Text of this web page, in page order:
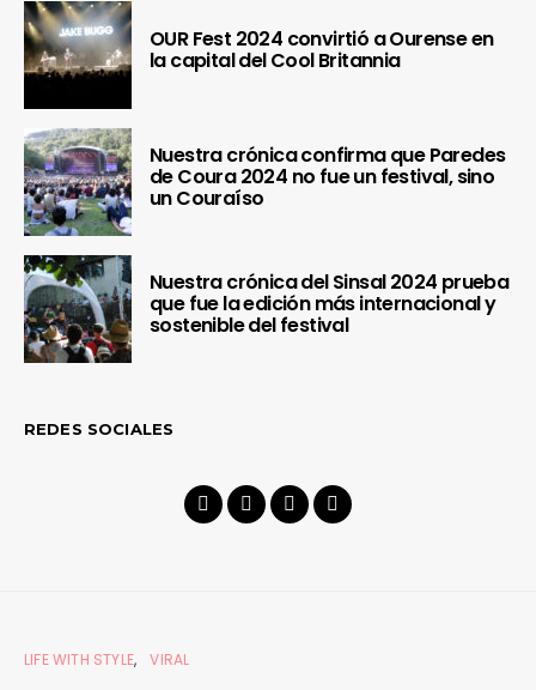
OUR Fest 2024 convirtió a Ourense en
la capital del Cool Britannia
Nuestra crónica confirma que Paredes
de Coura 2024 no fue un festival, sino
un Couraíso
Nuestra crónica del Sinsal 2024 prueba
que fue la edición más internacional y
sostenible del festival
REDES SOCIALES
LIFE WITH STYLE VIRAL